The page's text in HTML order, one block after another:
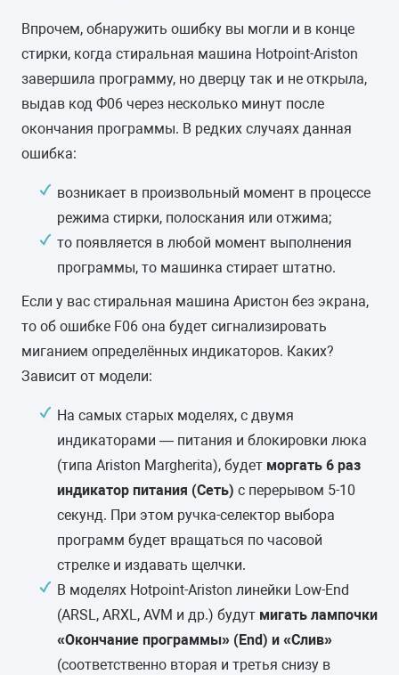
Впрочем, обнаружить ошибку вы могли и в конце
стирки, когда стиральная машина Hotpoint-Ariston
завершила программу, но дверцу так и не открыла,
выдав код Ф06 через несколько минут после
окончания программы. В редких случаях данная
ошибка:
возникает в произвольный момент в процессе
режима стирки, полоскания или отжима;
то появляется в любой момент выполнения
программы, то машинка стирает штатно.
Если у вас стиральная машина Аристон без экрана,
то об ошибке F06 она будет сигнализировать
миганием определённых индикаторов. Каких?
Зависит от модели:
На самых старых моделях, с двумя
индикаторами — питания и блокировки люка
(типа Ariston Margherita), будет моргать 6 раз
индикатор питания (Сеть) с перерывом 5-10
секунд. При этом ручка-селектор выбора
программ будет вращаться по часовой
стрелке и издавать щелчки.
В моделях Hotpoint-Ariston линейки Low-End
(ARSL, ARXL, AVM и др.) будут мигать лампочки
«Окончание программы» (End) и «Слив»
(соответственно вторая и третья снизу в